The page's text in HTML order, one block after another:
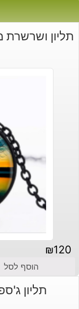
תליון ושרשרת
₪120
הוסף לסל
תליון